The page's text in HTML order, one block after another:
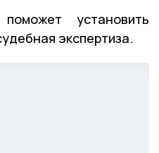
установить
экспертиза.